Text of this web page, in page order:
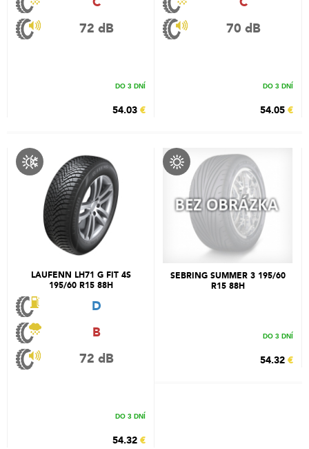
72 dB
DO 3 DNÍ
54.03 €
70 dB
DO 3 DNÍ
54.05 €
LAUFENN LH71 G FIT 4S
195/60 R15 88H
D
B
72 dB
DO 3 DNÍ
54.32 €
SEBRING SUMMER 3 195/60
R15 88H
DO 3 DNÍ
54.32 €